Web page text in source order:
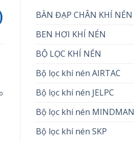
BÀN ĐẠP CHÂN KHÍ NÉN
BEN HƠI KHÍ NÉN
BỘ LỌC KHÍ NÉN
Bộ lọc khí nén AIRTAC
Bộ lọc khí nén JELPC
Bộ lọc khí nén MINDMAN
Bộ lọc khí nén SKP